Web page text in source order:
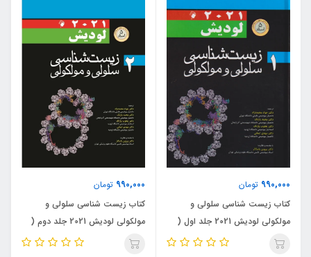
990,000 تومان
کتاب زیست شناسی سلولی و
مولکولی لودیش 2021 جلد اول (
نشر اندیشه رفیع )
990,000 تومان
کتاب زیست شناسی سلولی و
مولکولی لودیش 2021 جلد دوم (
نشر اندیشه رفیع )